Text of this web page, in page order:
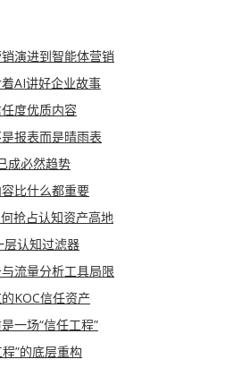
演进到智能体营销
AI讲好企业故事
度优质内容
报表而是晴雨表
成必然趋势
比什么都重要
抢占认知资产高地
层认知过滤器
流量分析工具局限
KOC信任资产
一场“信任工程”
”的底层重构